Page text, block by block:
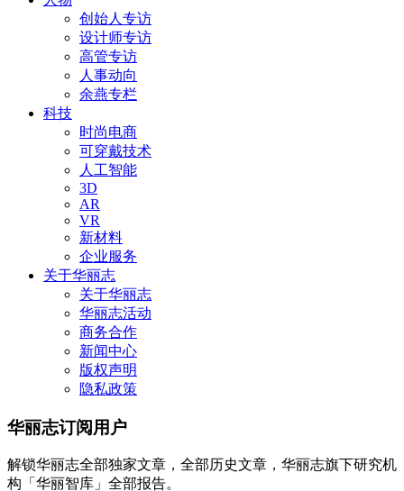
创始人专访
设计师专访
高管专访
人事动向
余燕专栏
科技
时尚电商
可穿戴技术
人工智能
3D
AR
VR
新材料
企业服务
关于华丽志
关于华丽志
华丽志活动
商务合作
新闻中心
版权声明
隐私政策
华丽志订阅用户
解锁华丽志全部独家文章，全部历史文章，华丽志旗下研究机
构「华丽智库」全部报告。